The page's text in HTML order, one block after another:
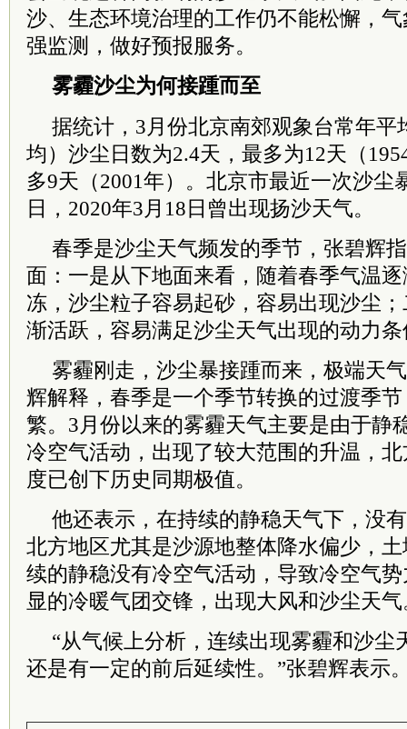
沙、生态环境治理的工作仍不能松懈，
强监测，做好预报服务。
雾霾沙尘为何接踵而至
据统计，3月份北京南郊观象台常年平
均）沙尘日数为2.4天，最多为12天（
多9天（2001年）。北京市最近一次沙尘
日，2020年3月18日曾出现扬沙天气。
春季是沙尘天气频发的季节，张碧辉
面：一是从下地面来看，随着春季气温
冻，沙尘粒子容易起砂，容易出现沙尘
渐活跃，容易满足沙尘天气出现的动力
雾霾刚走，沙尘暴接踵而来，极端天
辉解释，春季是一个季节转换的过渡季
繁。3月份以来的雾霾天气主要是由于静
冷空气活动，出现了较大范围的升温，
度已创下历史同期极值。
他还表示，在持续的静稳天气下，没
北方地区尤其是沙源地整体降水偏少，
续的静稳没有冷空气活动，导致冷空气
显的冷暖气团交锋，出现大风和沙尘天气
“从气候上分析，连续出现雾霾和沙尘
还是有一定的前后延续性。”张碧辉表示